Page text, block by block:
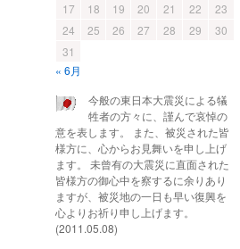
« 6月
17
18 19 20 21 22
23
24
25 26 27 28 29
30
31
今般の東日本大震災による犠
牲者の方々に、謹んで哀悼の
意を表します。 また、被災された皆
様方に、心からお見舞いを申し上げ
ます。 未曾有の大震災に直面された
皆様方の御心中を察するに余りあり
ますが、被災地の一日も早い復興を
心よりお祈り申し上げます。
(2011.05.08)